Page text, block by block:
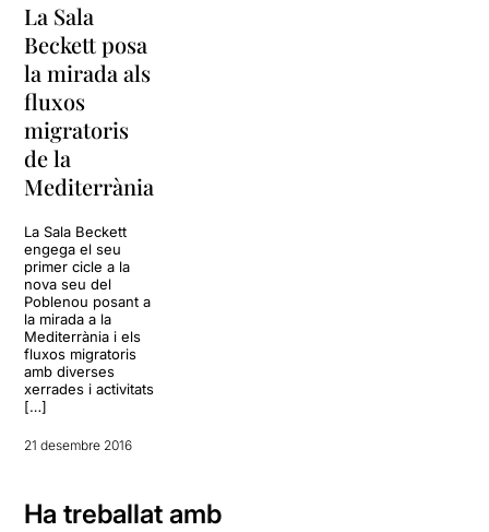
La Sala
Beckett posa
la mirada als
fluxos
migratoris
de la
Mediterrània
La Sala Beckett
engega el seu
primer cicle a la
nova seu del
Poblenou posant a
la mirada a la
Mediterrània i els
fluxos migratoris
amb diverses
xerrades i activitats
[…]
21 desembre 2016
Ha treballat amb